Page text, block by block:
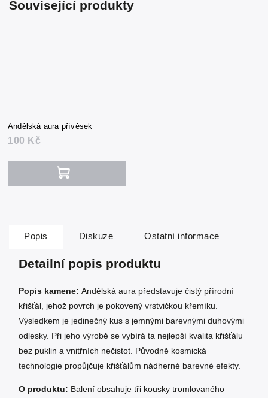
Související produkty
Andělská aura přívěsek
100 Kč
Popis Diskuze Ostatní informace
Detailní popis produktu
Popis kamene: Andělská aura představuje čistý přírodní
křišťál, jehož povrch je pokovený vrstvičkou křemíku.
Výsledkem je jedinečný kus s jemnými barevnými duhovými
odlesky. Při jeho výrobě se vybírá ta nejlepší kvalita křišťálu
bez puklin a vnitřních nečistot. Původně kosmická
technologie propůjčuje křišťálům nádherné barevné efekty.
O produktu: Balení obsahuje tři kousky tromlovaného